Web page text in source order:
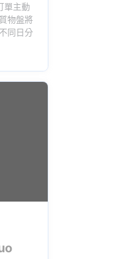
單主動
物盤將
同日分